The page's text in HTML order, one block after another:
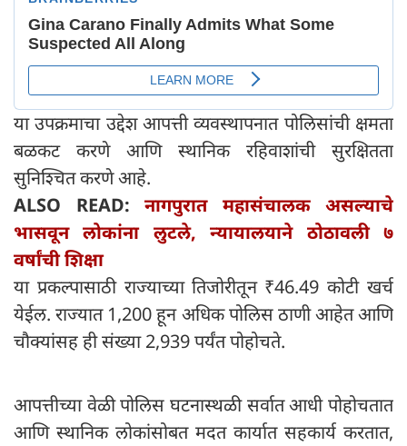
या उपक्रमाचा उद्देश आपत्ती व्यवस्थापनात पोलिसांची क्षमता
बळकट करणे आणि स्थानिक रहिवाशांची सुरक्षितता
सुनिश्चित करणे आहे.
ALSO READ: नागपुरात महासंचालक असल्याचे
भासवून लोकांना लुटले, न्यायालयाने ठोठावली ७
वर्षांची शिक्षा
या प्रकल्पासाठी राज्याच्या तिजोरीतून ₹46.49 कोटी खर्च
येईल. राज्यात 1,200 हून अधिक पोलिस ठाणी आहेत आणि
चौक्यांसह ही संख्या 2,939 पर्यंत पोहोचते.
आपत्तीच्या वेळी पोलिस घटनास्थळी सर्वात आधी पोहोचतात
आणि स्थानिक लोकांसोबत मदत कार्यात सहकार्य करतात,